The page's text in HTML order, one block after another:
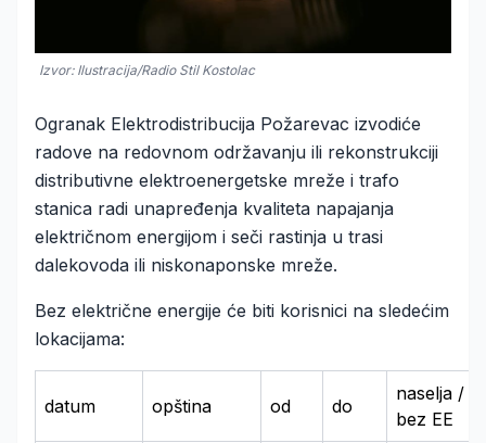
Izvor: Ilustracija/Radio Stil Kostolac
Ogranak Elektrodistribucija Požarevac izvodiće
radove na redovnom održavanju ili rekonstrukciji
distributivne elektroenergetske mreže i trafo
stanica radi unapređenja kvaliteta napajanja
električnom energijom i seči rastinja u trasi
dalekovoda ili niskonaponske mreže.
Bez električne energije će biti korisnici na sledećim
lokacijama:
datum opština od do
naselja /
bez EE